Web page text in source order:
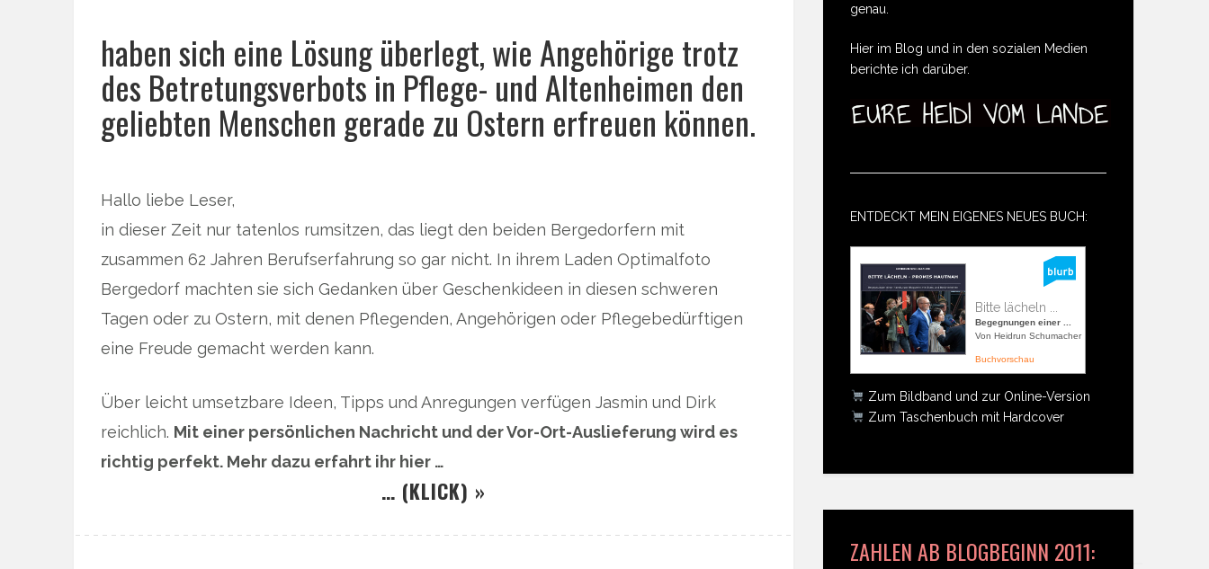
haben sich eine Lösung überlegt, wie Angehörige trotz
des Betretungsverbots in Pflege- und Altenheimen den
geliebten Menschen gerade zu Ostern erfreuen können.
Hallo liebe Leser,
in dieser Zeit nur tatenlos rumsitzen, das liegt den beiden Bergedorfern mit
zusammen 62 Jahren Berufserfahrung so gar nicht. In ihrem Laden Optimalfoto
Bergedorf machten sie sich Gedanken über Geschenkideen in diesen schweren
Tagen oder zu Ostern, mit denen Pflegenden, Angehörigen oder Pflegebedürftigen
eine Freude gemacht werden kann.
Über leicht umsetzbare Ideen, Tipps und Anregungen verfügen Jasmin und Dirk
reichlich. Mit einer persönlichen Nachricht und der Vor-Ort-Auslieferung wird es
richtig perfekt. Mehr dazu erfahrt ihr hier …
… (KLICK) »
genau.
Hier im Blog und in den sozialen Medien
berichte ich darüber.
ENTDECKT MEIN EIGENES NEUES BUCH:
Bitte lächeln ...
Begegnungen einer ...
Von Heidrun Schumacher
Buchvorschau
Zum Bildband und zur Online-Version
Zum Taschenbuch mit Hardcover
ZAHLEN AB BLOGBEGINN 2011: